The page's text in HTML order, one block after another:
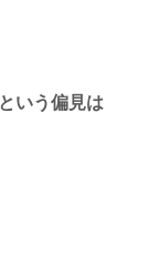
いう偏見は